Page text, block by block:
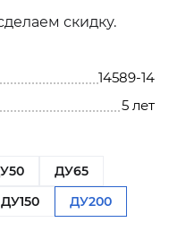
скидку.
14589-14
5 лет
ДУ65
ДУ150
ДУ200